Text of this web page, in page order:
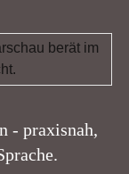
- praxisnah,